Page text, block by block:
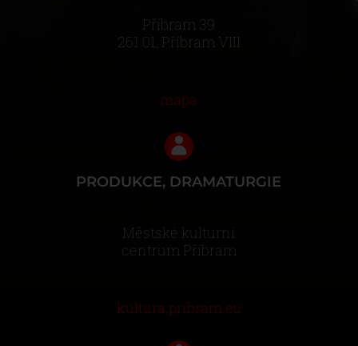
Příbram 39
261 01, Příbram VIII
mapa
PRODUKCE, DRAMATURGIE
Městské kulturní
centrum Příbram
kultura.pribram.eu